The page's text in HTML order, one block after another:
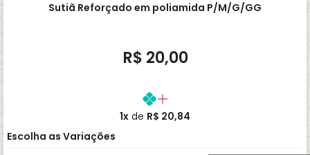
Sutiã Reforçado em poliamida P/M/G/GG
R$ 20,00
1x de R$ 20,84
Escolha as Variações